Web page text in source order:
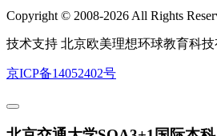
Copyright © 2008-2026 All Rights
技术支持 北京欧美理想环球教育科技
京ICP备14052402号